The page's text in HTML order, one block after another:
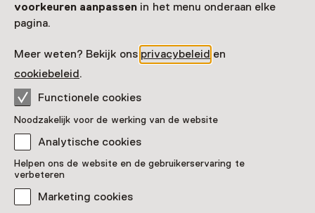
voorkeuren aanpassen in het menu onderaan elke
pagina.
Meer weten? Bekijk ons privacybeleid en
cookiebeleid.
Functionele cookies
Noodzakelijk voor de werking van de website
Analytische cookies
Helpen ons de website en de gebruikerservaring te
verbeteren
Marketing cookies
Zelfportret - Sadik Kwaisch
Alfraji
Pronkstuk